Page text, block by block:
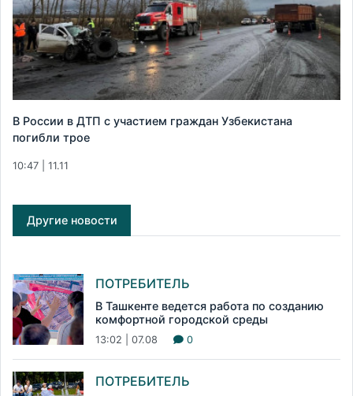
В России в ДТП с участием граждан Узбекистана
погибли трое
10:47 | 11.11
Другие новости
ПОТРЕБИТЕЛЬ
В Ташкенте ведется работа по созданию
комфортной городской среды
13:02 | 07.08 0
ПОТРЕБИТЕЛЬ